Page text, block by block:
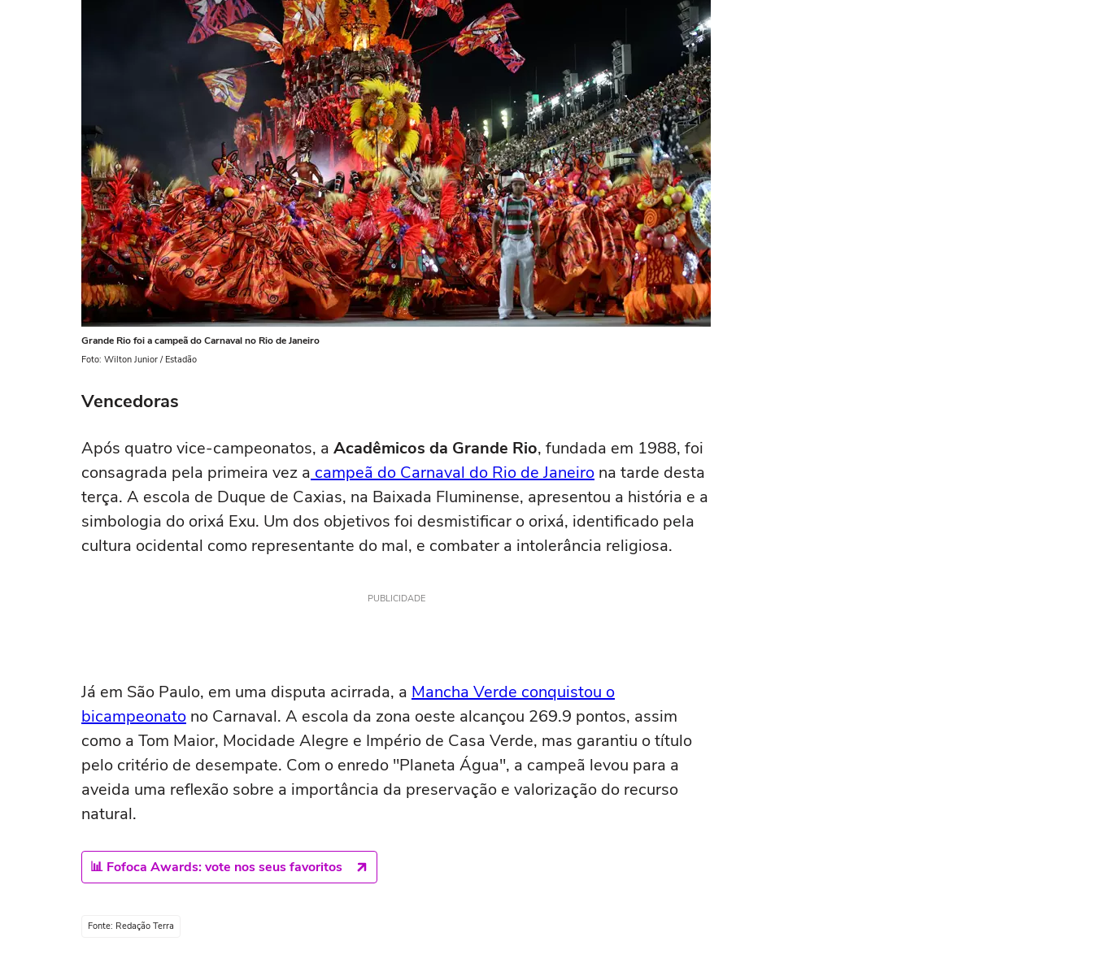
Grande Rio foi a campeã do Carnaval no Rio de Janeiro
Foto: Wilton Junior / Estadão
Vencedoras
Após quatro vice-campeonatos, a Acadêmicos da Grande Rio, fundada em 1988, foi
consagrada pela primeira vez a campeã do Carnaval do Rio de Janeiro na tarde desta
terça. A escola de Duque de Caxias, na Baixada Fluminense, apresentou a história e a
simbologia do orixá Exu. Um dos objetivos foi desmistificar o orixá, identificado pela
cultura ocidental como representante do mal, e combater a intolerância religiosa.
PUBLICIDADE
Já em São Paulo, em uma disputa acirrada, a Mancha Verde conquistou o
bicampeonato no Carnaval. A escola da zona oeste alcançou 269.9 pontos, assim
como a Tom Maior, Mocidade Alegre e Império de Casa Verde, mas garantiu o título
pelo critério de desempate. Com o enredo "Planeta Água", a campeã levou para a
aveida uma reflexão sobre a importância da preservação e valorização do recurso
natural.
📊 Fofoca Awards: vote nos seus favoritos
Fonte: Redação Terra